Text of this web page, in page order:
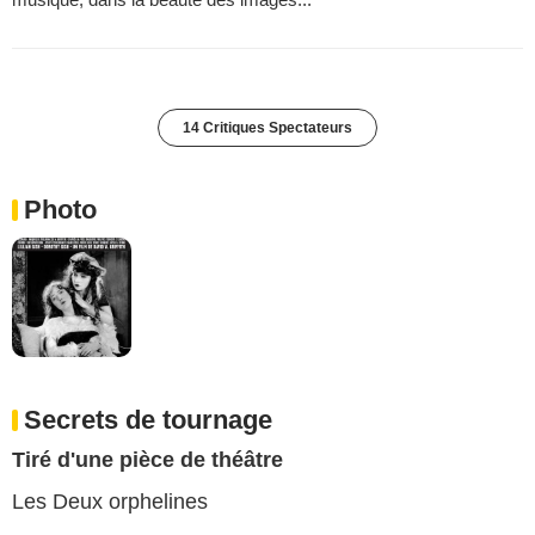
14 Critiques Spectateurs
Photo
Secrets de tournage
Tiré d'une pièce de théâtre
Les Deux orphelines